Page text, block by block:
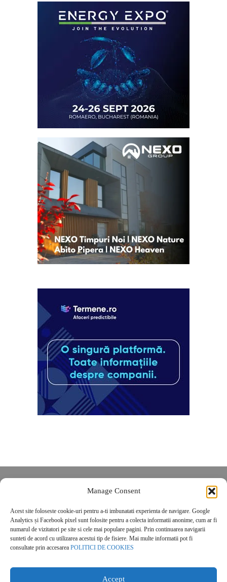
Manage Consent
Acest site foloseste cookie-uri pentru a-ti imbunatati experienta de navigare. Google
Analytics și Facebook pixel sunt folosite pentru a colecta informatii anonime, cum ar fi
numarul de vizitatori pe site si cele mai populare pagini. Prin continuarea navigarii
sunteti de acord cu utilizarea acestui tip de fisiere. Mai multe informatii pot fi
consultate prin accesarea POLITICI DE COOKIES
Accept
POLITICĂ DE CONFIDENȚIALITATE
Politica de cookies